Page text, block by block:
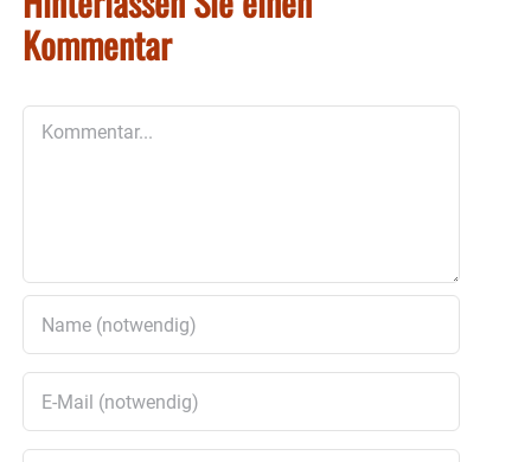
Kommentar